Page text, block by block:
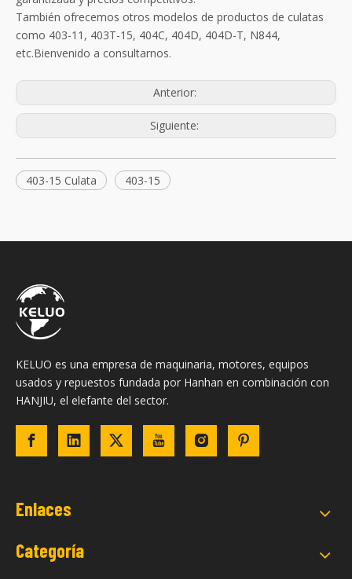
También ofrecemos otros modelos de productos de culatas
como 403-11, 403T-15, 404C, 404D, 404D-T, N844,
etc.Bienvenido a consultarnos.
Anterior:
Siguiente:
403-15 Culata 403-15
KELUO es una empresa de maquinaria, motores, equipos
usados ​​y repuestos fundada por Hanhan en combinación con
HANJIU, el elefante del sector.
Enlaces
Categoría